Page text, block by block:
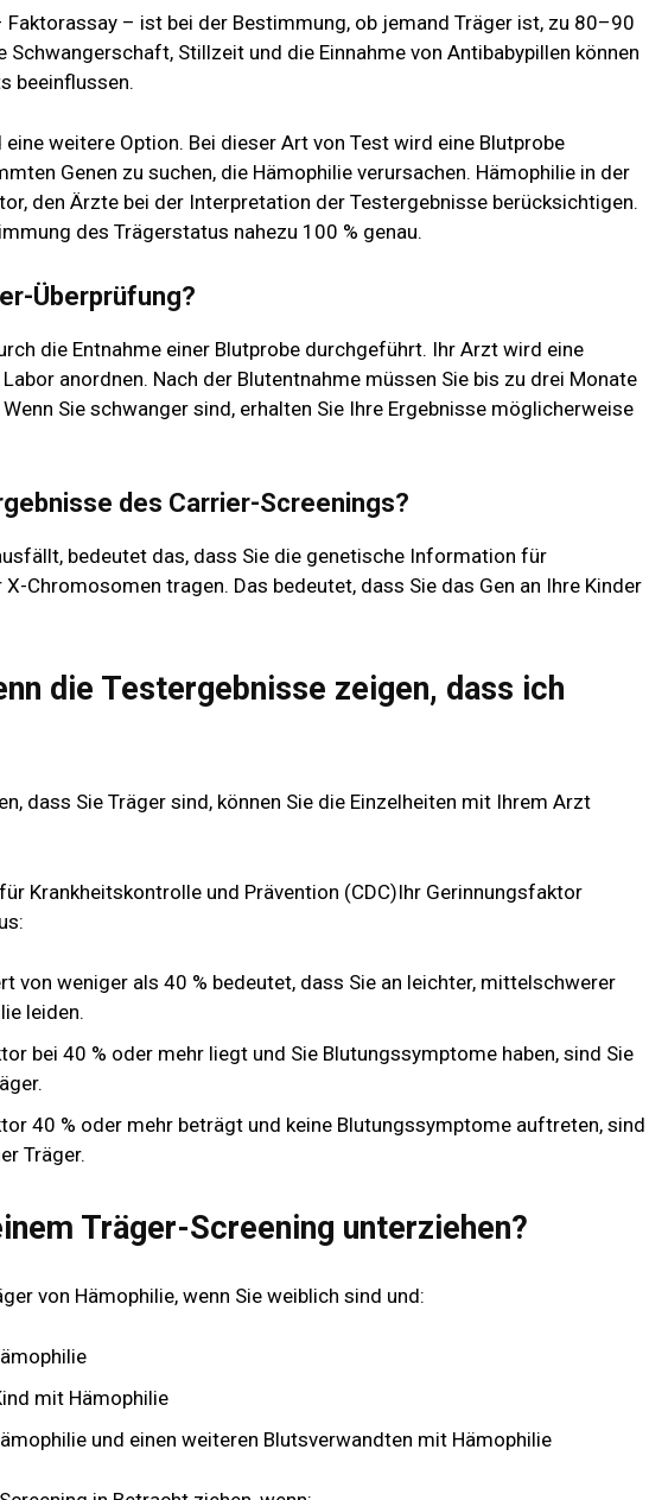
– ist bei der Bestimmung, ob jemand Träger ist, zu 80–90
Schwangerschaft, Stillzeit und die Einnahme von Antibabypillen können
beeinflussen.
weitere Option. Bei dieser Art von Test wird eine Blutprobe
Genen zu suchen, die Hämophilie verursachen. Hämophilie in der
den Ärzte bei der Interpretation der Testergebnisse berücksichtigen.
des Trägerstatus nahezu 100 % genau.
Überprüfung?
die Entnahme einer Blutprobe durchgeführt. Ihr Arzt wird eine
anordnen. Nach der Blutentnahme müssen Sie bis zu drei Monate
Sie schwanger sind, erhalten Sie Ihre Ergebnisse möglicherweise
des Carrier-Screenings?
bedeutet das, dass Sie die genetische Information für
Chromosomen tragen. Das bedeutet, dass Sie das Gen an Ihre Kinder
die Testergebnisse zeigen, dass ich
dass Sie Träger sind, können Sie die Einzelheiten mit Ihrem Arzt
Krankheitskontrolle und Prävention (CDC)Ihr Gerinnungsfaktor
von weniger als 40 % bedeutet, dass Sie an leichter, mittelschwerer
leiden.
bei 40 % oder mehr liegt und Sie Blutungssymptome haben, sind Sie
40 % oder mehr beträgt und keine Blutungssymptome auftreten, sind
Träger.
Träger-Screening unterziehen?
von Hämophilie, wenn Sie weiblich sind und:
mit Hämophilie
und einen weiteren Blutsverwandten mit Hämophilie